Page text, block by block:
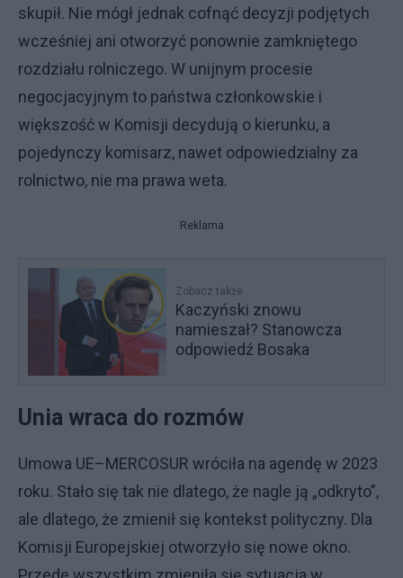
skupił. Nie mógł jednak cofnąć decyzji podjętych
wcześniej ani otworzyć ponownie zamkniętego
rozdziału rolniczego. W unijnym procesie
negocjacyjnym to państwa członkowskie i
większość w Komisji decydują o kierunku, a
pojedynczy komisarz, nawet odpowiedzialny za
rolnictwo, nie ma prawa weta.
Reklama
Zobacz także
Kaczyński znowu
namieszał? Stanowcza
odpowiedź Bosaka
Unia wraca do rozmów
Umowa UE–MERCOSUR wróciła na agendę w 2023
roku. Stało się tak nie dlatego, że nagle ją „odkryto”,
ale dlatego, że zmienił się kontekst polityczny. Dla
Komisji Europejskiej otworzyło się nowe okno.